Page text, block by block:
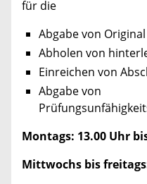
für die
Abgabe von
Abholen von
Einreichen von
Abgabe von
Montags: 13.00 Uhr
Mittwochs bis